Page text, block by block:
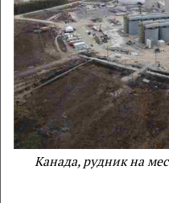
Канада, рудник на